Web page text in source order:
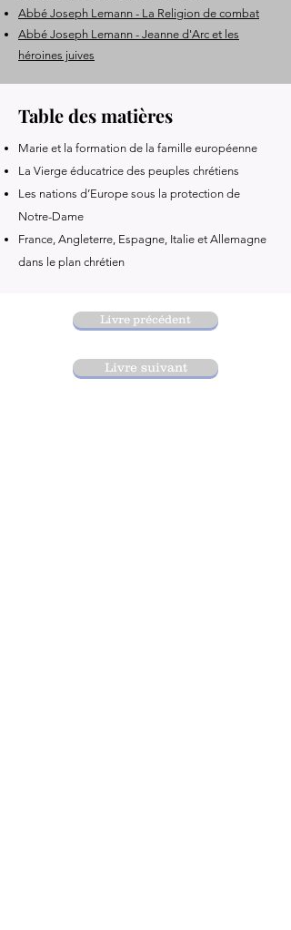
Abbé Joseph Lemann - La Religion de combat
Abbé Joseph Lemann - Jeanne d'Arc et les
héroines juives
Table des matières
Marie et la formation de la famille européenne
La Vierge éducatrice des peuples chrétiens
Les nations d’Europe sous la protection de
Notre-Dame
France, Angleterre, Espagne, Italie et Allemagne
dans le plan chrétien
Livre précédent
Livre suivant